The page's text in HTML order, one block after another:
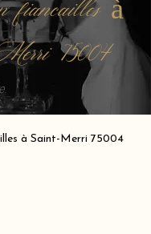
fiancailles à
75004
à Saint-Merri 75004